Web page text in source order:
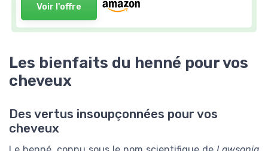
Voir l'offre
Les bienfaits du henné pour vos
cheveux
Des vertus insoupçonnées pour vos
cheveux